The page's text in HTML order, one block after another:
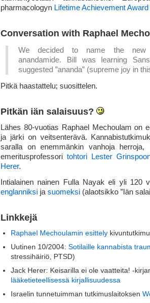
pharmacologyn Lifetime Achievement Award
Conversation with Raphael
We decided to name the new
anandamide. Bill was learning
suggested ”ananda” (supreme joy in
Pitkä haastattelu; suosittelen.
Pitkän iän salaisuus?
Lähes 80-vuotias Raphael Mechoulam on
ja järki on veitsenterävä.
saralla on enemmänkin vanhoja herroja,
emeritusprofessori tohtori Lester
Herer.
Intialainen nainen Fulla Nayak eli yli 120
englanniksi ja suomeksi (alaotsikko ”Iän
Linkkejä
Raphael Mechoulamin esittely
Uutinen 10/2004: Sotilaille kannabista
stressihäiriö, PTSD)
Jack Herer: Keisarilla ei ole vaatteita! -
lääketieteellisessä kirjallisuudessa
Israelin tunnetuimman tutkimuslaitoksen